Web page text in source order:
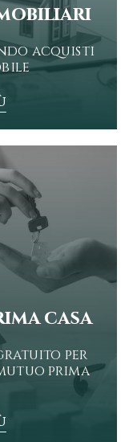
acquisti
casa
per
prima